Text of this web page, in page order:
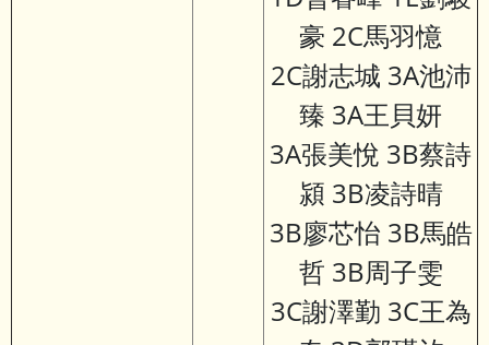
豪 2C馬羽憶
2C謝志城 3A池沛
臻 3A王貝妍
3A張美悅 3B蔡詩
潁 3B凌詩晴
3B廖芯怡 3B馬皓
哲 3B周子雯
3C謝澤勤 3C王為